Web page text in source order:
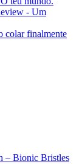
- Um
colar finalmente
– Bionic Bristles